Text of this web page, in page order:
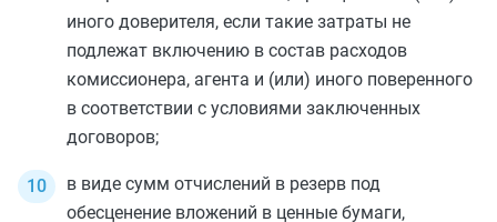
иного доверителя, если такие затраты не
подлежат включению в состав расходов
комиссионера, агента и (или) иного поверенного
в соответствии с условиями заключенных
договоров;
в виде сумм отчислений в резерв под
обесценение вложений в ценные бумаги,